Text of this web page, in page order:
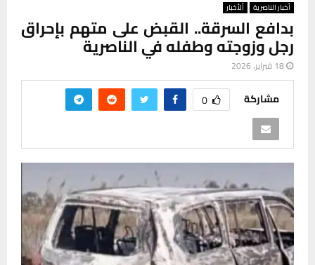
أخبار الناصرية ألأخبار
بدافع السرقة.. القبض على متهم بإحراق
رجل وزوجته وطفله في الناصرية
18 فبراير، 2026
مشاركة 0